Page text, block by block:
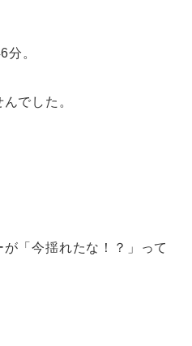
分。
でした。
「今揺れたな！？」って